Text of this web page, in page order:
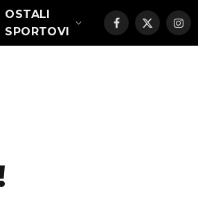
OSTALI
SPORTOVI
Facebook
X
(Twitter)